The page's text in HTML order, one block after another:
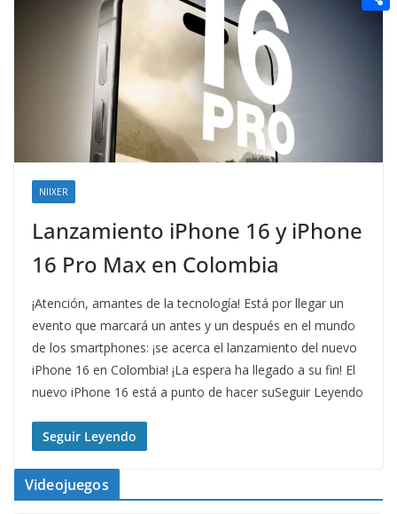
NIIXER
Lanzamiento iPhone 16 y iPhone
16 Pro Max en Colombia
¡Atención, amantes de la tecnología! Está por llegar un
evento que marcará un antes y un después en el mundo
de los smartphones: ¡se acerca el lanzamiento del nuevo
iPhone 16 en Colombia! ¡La espera ha llegado a su fin! El
nuevo iPhone 16 está a punto de hacer suSeguir Leyendo
Seguir Leyendo
Videojuegos
n
a
r